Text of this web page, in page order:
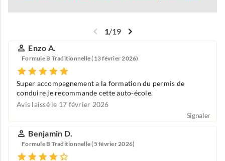
1/19
Enzo A.
Formule B Traditionnelle (13 février 2026)
Super accompagnement a la formation du permis de
conduire je recommande cette auto-école.
Avis laissé le 17 février 2026
Signaler
Benjamin D.
Formule B Traditionnelle (5 février 2026)